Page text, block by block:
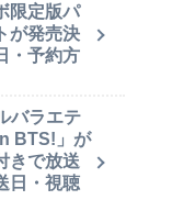
限定版パ
が発売決
・予約方
バラエテ
BTS!」が
きで放送
日・視聴